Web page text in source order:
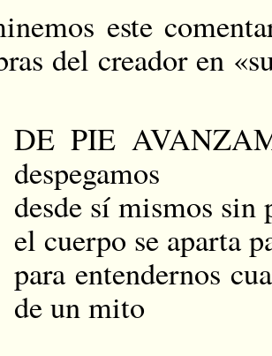
este
del creador en
DE PIE
despegamos
desde sí mismos sin
el cuerpo se aparta
para entendernos
de un mito